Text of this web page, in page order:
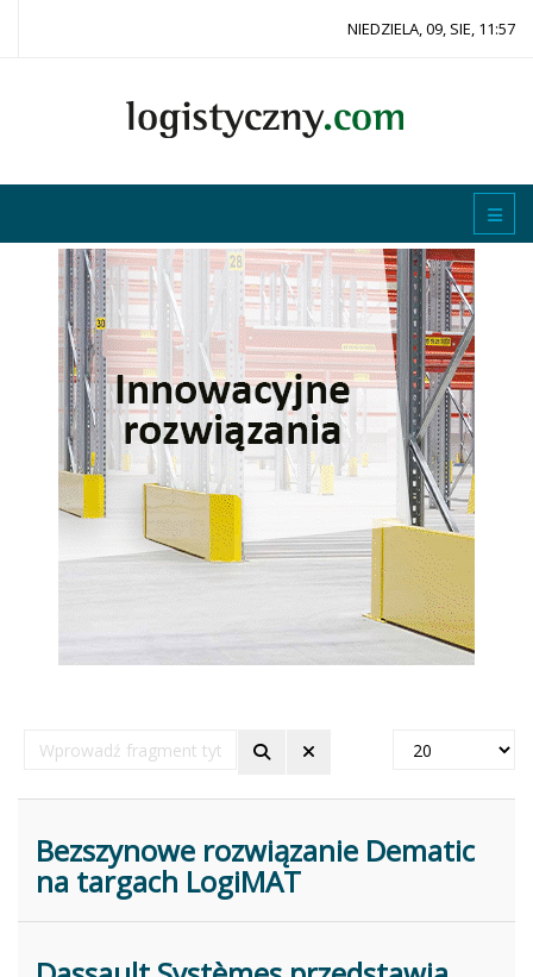
NIEDZIELA, 09, SIE, 11:57
Wprowadź
fragment
Pokaż
Bezszynowe rozwiązanie Dematic
na targach LogiMAT